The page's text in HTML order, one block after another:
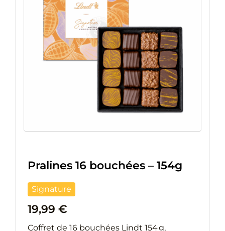
Pralines 16 bouchées – 154g
Signature
19,99 €
Coffret de 16 bouchées Lindt 154 g,